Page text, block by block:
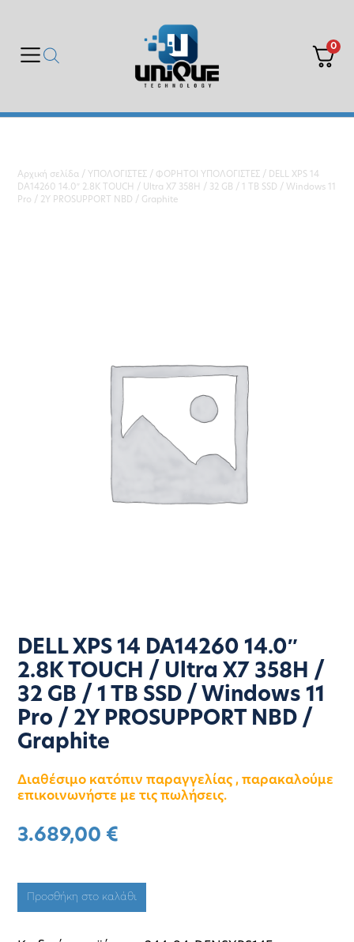
0
Αρχική σελίδα / ΥΠΟΛΟΓΙΣΤΕΣ / ΦΟΡΗΤΟΙ ΥΠΟΛΟΓΙΣΤΕΣ / DELL XPS 14
DA14260 14.0″ 2.8K TOUCH / Ultra X7 358H / 32 GB / 1 TB SSD / Windows 11
Pro / 2Y PROSUPPORT NBD / Graphite
DELL XPS 14 DA14260 14.0″
2.8K TOUCH / Ultra X7 358H /
32 GB / 1 TB SSD / Windows 11
Pro / 2Y PROSUPPORT NBD /
Graphite
Διαθέσιμο κατόπιν παραγγελίας , παρακαλούμε
επικοινωνήστε με τις πωλήσεις.
3.689,00 €
Προσθήκη στο καλάθι